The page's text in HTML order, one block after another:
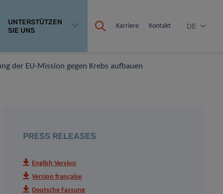
UNTERSTÜTZEN
SIE UNS
Karriere Kontakt DE
der EU-Mission gegen Krebs aufbauen
PRESS RELEASES
English Version
Version française
Deutsche Fassung